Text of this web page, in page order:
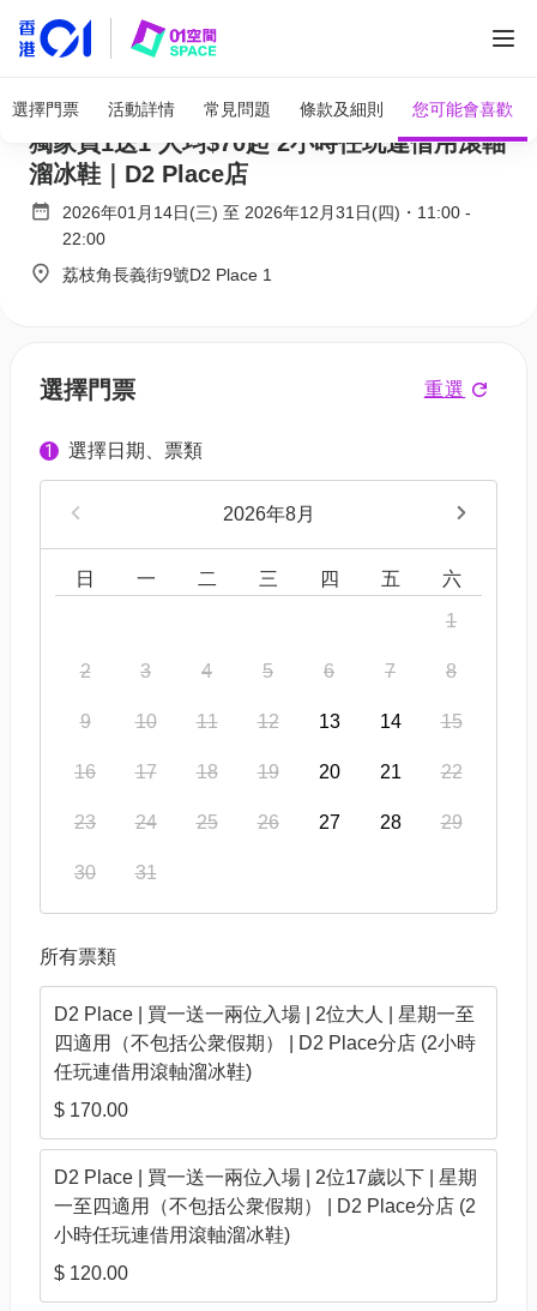
選擇門票 活動詳情 常見問題 條款及細則 您可能會喜歡
Bun’s 2020 復古的士高風室內滾軸溜冰場｜
獨家買1送1 人均$70起 2小時任玩連借用滾軸
溜冰鞋｜D2 Place店
2026年01月14日(三) 至 2026年12月31日(四) ・ 11:00 -
22:00
荔枝角長義街9號D2 Place 1
選擇門票 重選
1 選擇日期、票類
2026年8月
日 一 二 三 四 五 六
1
2 3 4 5 6 7 8
9 10 11 12 13 14 15
16 17 18 19 20 21 22
23 24 25 26 27 28 29
30 31
所有票類
D2 Place | 買一送一兩位入場 | 2位大人 | 星期一至
四適用（不包括公衆假期） | D2 Place分店 (2小時
任玩連借用滾軸溜冰鞋)
$ 170.00
D2 Place | 買一送一兩位入場 | 2位17歲以下 | 星期
一至四適用（不包括公衆假期） | D2 Place分店 (2
小時任玩連借用滾軸溜冰鞋)
$ 120.00